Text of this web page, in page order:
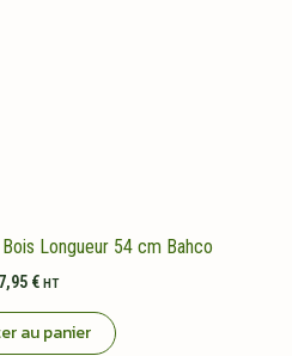
Longueur 54 cm Bahco
€ HT
au panier